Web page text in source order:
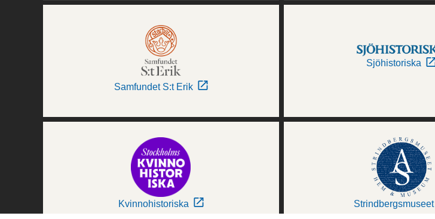
Samfundet S:t Erik
Sjöhistoriska
Kvinnohistoriska Strindbergsmuseet